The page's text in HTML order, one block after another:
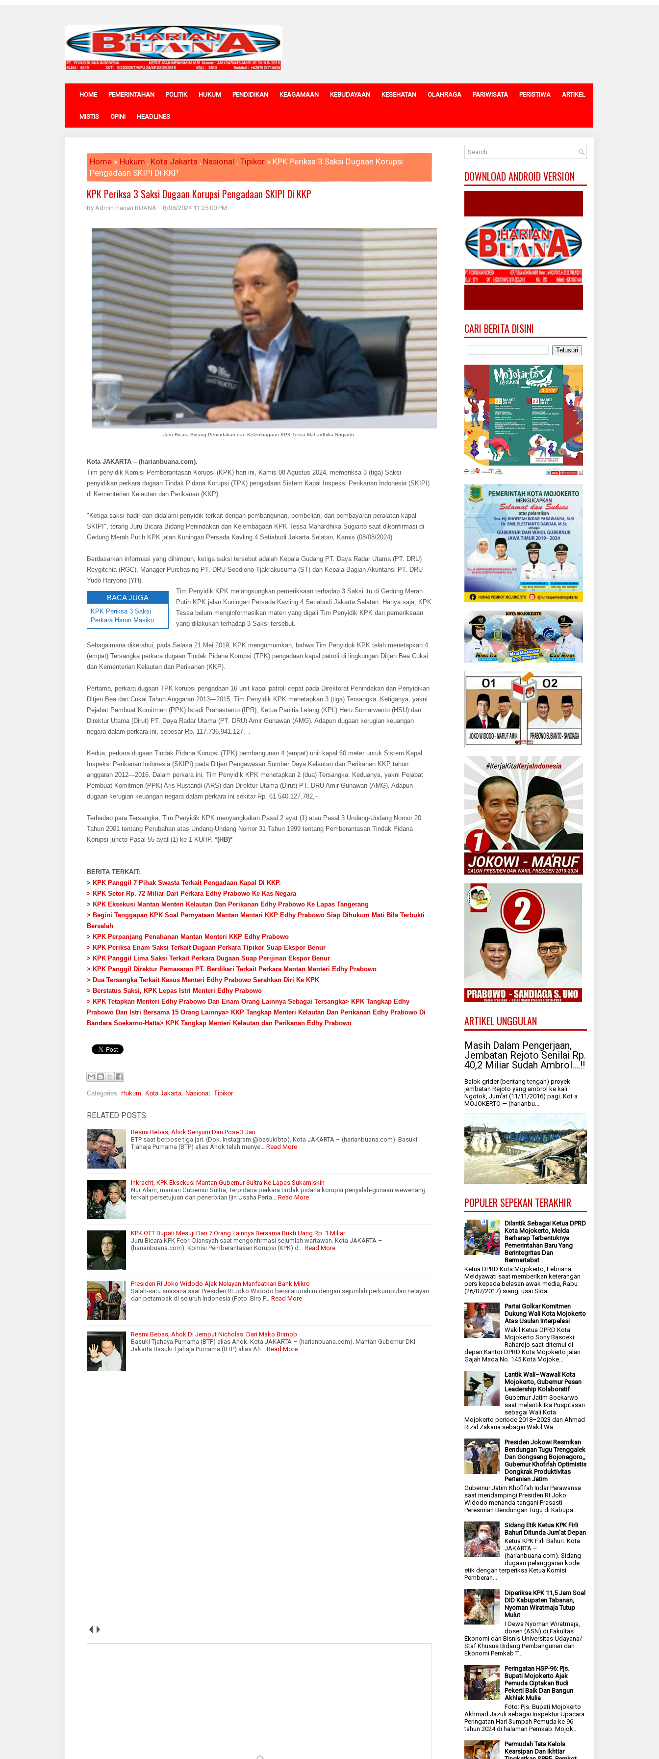
HOME PEMERINTAHAN POLITIK HUKUM PENDIDIKAN KEAGAMAAN KEBUDAYAAN KESEHATAN OLAHRAGA PARIWISATA PERISTIWA ARTIKEL
MISTIS OPINI HEADLINES
Home » Hukum , Kota Jakarta , Nasional , Tipikor » KPK Periksa 3 Saksi Dugaan Korupsi
Pengadaan SKIPI Di KKP
KPK Periksa 3 Saksi Dugaan Korupsi Pengadaan SKIPI Di KKP
By Admin Harian BUANA 8/08/2024 11:25:00 PM
Juru Bicara Bidang Penindakan dan Kelembagaan KPK Tessa Mahardhika Sugiarto.
Kota JAKARTA – (harianbuana.com).
Tim penyidik Komisi Pemberantasan Korupsi (KPK) hari ini, Kamis 08 Agustus 2024, memeriksa 3 (tiga) Saksi
penyidikan perkara dugaan Tindak Pidana Korupsi (TPK) pengadaan Sistem Kapal Inspeksi Perikanan Indonesia (SKIPI)
di Kementerian Kelautan dan Perikanan (KKP).
"Ketiga saksi hadir dan didalami penyidik terkait dengan pembangunan, pembelian, dan pembayaran peralatan kapal
SKIPI", terang Juru Bicara Bidang Penindakan dan Kelembagaan KPK Tessa Mahardhika Sugiarto saat dikonfirmasi di
Gedung Merah Putih KPK jalan Kuningan Persada Kavling 4 Setiabudi Jakarta Selatan, Kamis (08/08/2024).
Berdasarkan informasi yang dihimpun, ketiga saksi tersebut adalah Kepala Gudang PT. Daya Radar Utama (PT. DRU)
Reygitchia (RGC), Manager Purchasing PT. DRU Soedjono Tjakrakusuma (ST) dan Kepala Bagian Akuntansi PT. DRU
Yudo Haryono (YH).
BACA JUGA
KPK Periksa 3 Saksi
Perkara Harun Masiku
Tim Penyidik KPK melangsungkan pemeriksaan terhadap 3 Saksi itu di Gedung Merah
Putih KPK jalan Kuningan Persada Kavling 4 Setiabudi Jakarta Selatan. Hanya saja, KPK
Tessa belum menginformasikan materi yang digali Tim Penyidik KPK dari pemeriksaan
yang dilakukan terhadap 3 Saksi tersebut.
Sebagaimana diketahui, pada Selasa 21 Mei 2019, KPK mengumumkan, bahwa Tim Penyidok KPK telah menetapkan 4
(empat) Tersangka perkara dugaan Tindak Pidana Korupsi (TPK) pengadaan kapal patroli di lingkungan Ditjen Bea Cukai
dan Kementerian Kelautan dan Perikanan (KKP).
Pertama, perkara dugaan TPK korupsi pengadaan 16 unit kapal patroli cepat pada Direktorat Penindakan dan Penyidikan
Ditjen Bea dan Cukai Tahun Anggaran 2013—2015, Tim Penyidik KPK menetapkan 3 (tiga) Tersangka. Ketiganya, yakni
Pejabat Pembuat Komitmen (PPK) Istadi Prahastanto (IPR), Ketua Panitia Lelang (KPL) Heru Sumarwanto (HSU) dan
Direktur Utama (Dirut) PT. Daya Radar Utama (PT. DRU) Amir Gunawan (AMG). Adapun dugaan kerugian keuangan
negara dalam perkara ini, sebesar Rp. 117.736.941.127,–.
Kedua, perkara dugaan Tindak Pidana Korupsi (TPK) pembangunan 4 (empat) unit kapal 60 meter untuk Sistem Kapal
Inspeksi Perikanan lndonesia (SKIPI) pada Ditjen Pengawasan Sumber Daya Kelautan dan Perikanan KKP tahun
anggaran 2012—2016. Dalam perkara ini, Tim Penyidik KPK menetapkan 2 (dua) Tersangka. Keduanya, yakni Pejabat
Pembuat Komitmen (PPK) Aris Rustandi (ARS) dan Direktur Utama (Dirut) PT. DRU Amir Gunawan (AMG). Adapun
dugaan kerugian keuangan negara dalam perkara ini sekitar Rp. 61.540.127.782,–.
Terhadap para Tersangka, Tim Penyidik KPK menyangkakan Pasal 2 ayat (1) atau Pasal 3 Undang-Undang Nomor 20
Tahun 2001 tentang Perubahan atas Undang-Undang Nomor 31 Tahun 1999 tentang Pemberantasan Tindak Pidana
Korupsi juncto Pasal 55 ayat (1) ke-1 KUHP. *(HB)*
BERITA TERKAIT:
> KPK Panggil 7 Pihak Swasta Terkait Pengadaan Kapal Di KKP.
> KPK Setor Rp. 72 Miliar Dari Perkara Edhy Prabowo Ke Kas Negara
> KPK Eksekusi Mantan Menteri Kelautan Dan Perikanan Edhy Prabowo Ke Lapas Tangerang
> Begini Tanggapan KPK Soal Pernyataan Mantan Menteri KKP Edhy Prabowo Siap Dihukum Mati Bila Terbukti
Bersalah
> KPK Perpanjang Penahanan Mantan Menteri KKP Edhy Prabowo
> KPK Periksa Enam Saksi Terkait Dugaan Perkara Tipikor Suap Ekspor Benur
> KPK Panggil Lima Saksi Terkait Perkara Dugaan Suap Perijinan Ekspor Benur
> KPK Panggil Direktur Pemasaran PT. Berdikari Terkait Perkara Mantan Menteri Edhy Prabowo
> Dua Tersangka Terkait Kasus Menteri Edhy Prabowo Serahkan Diri Ke KPK
> Berstatus Saksi, KPK Lepas Istri Menteri Edhy Prabowo
> KPK Tetapkan Menteri Edhy Prabowo Dan Enam Orang Lainnya Sebagai Tersangka> KPK Tangkap Edhy
Prabowo Dan Istri Bersama 15 Orang Lainnya> KKP Tangkap Menteri Kelautan Dan Perikanan Edhy Prabowo Di
Bandara Soekarno-Hatta> KPK Tangkap Menteri Kelautan dan Perikanan Edhy Prabowo
Categories: Hukum Kota Jakarta Nasional Tipikor
RELATED POSTS:
Resmi Bebas, Ahok Senyum Dan Pose 3 Jari
BTP saat berpose tiga jari. (Dok. Instagram @basukibtp). Kota JAKARTA – (harianbuana.com). Basuki
Tjahaja Purnama (BTP) alias Ahok telah menye…
Read More
Inkracht, KPK Eksekusi Mantan Gubernur Sultra Ke Lapas Sukamiskin
Nur Alam, mantan Gubernur Sultra, Terpidana perkara tindak pidana korupsi penyalah-gunaan wewenang
terkait persetujuan dan penerbitan Ijin Usaha Perta…
Read More
KPK OTT Bupati Mesuji Dan 7 Orang Lainnya Bersama Bukti Uang Rp. 1 Miliar
Juru Bicara KPK Febri Diansyah saat mengonfirmasi sejumlah wartawan. Kota JAKARTA –
(harianbuana.com). Komisi Pemberantasan Korupsi (KPK) d…
Read More
Presiden RI Joko Widodo Ajak Nelayan Manfaatkan Bank Mikro
Salah-satu suasana saat Presiden RI Joko Widodo bersilaturrahim dengan sejumlah perkumpulan nelayan
dan petambak di seluruh Indonesia (Foto: Biro P…
Read More
Resmi Bebas, Ahok Di Jemput Nicholas Dari Mako Brimob
Basuki Tjahaya Purnama (BTP) alias Ahok. Kota JAKARTA – (harianbuana.com). Mantan Gubernur DKI
Jakarta Basuki Tjahaja Purnama (BTP) alias Ah…
Read More
DOWNLOAD ANDROID VERSION
CARI BERITA DISINI
ARTIKEL UNGGULAN
Masih Dalam Pengerjaan,
Jembatan Rejoto Senilai Rp.
40,2 Miliar Sudah Ambrol....!!
Balok grider (bentang tengah) proyek
jembatan Rejoto yang ambrol ke kali
Ngotok, Jum'at (11/11/2016) pagi. Kot a
MOJOKERTO — (harianbu...
POPULER SEPEKAN TERAKHIR
Dilantik Sebagai Ketua DPRD
Kota Mojokerto, Melda
Berharap Terbentuknya
Pemerintahan Baru Yang
Berintegritas Dan
Bermartabat
Ketua DPRD Kota Mojokerto, Febriana
Meldyawati saat memberikan keterangan
pers kepada belasan awak media, Rabu
(26/07/2017) siang, usai Sida...
Partai Golkar Komitmen
Dukung Wali Kota Mojokerto
Atas Usulan Interpelasi
Wakil Ketua DPRD Kota
Mojokerto Sony Basoeki
Rahardjo saat ditemui di
depan Kantor DPRD Kota Mojokerto jalan
Gajah Mada No. 145 Kota Mojoke...
Lantik Wali–Wawali Kota
Mojokerto, Gubernur Pesan
Leadership Kolaboratif
Gubernur Jatim Soekarwo
saat melantik Ika Puspitasari
sebagai Wali Kota
Mojokerto periode 2018–2023 dan Ahmad
Rizal Zakaria sebagai Wakil Wa...
Presiden Jokowi Resmikan
Bendungan Tugu Trenggalek
Dan Gongseng Bojonegoro,,
Gubernur Khofifah Optimistis
Dongkrak Produktivitas
Pertanian Jatim
Gubernur Jatim Khofifah Indar Parawansa
saat mendampingi Presiden RI Joko
Widodo menanda-tangani Prasasti
Peresmian Bendungan Tugu di Kabupa...
Sidang Etik Ketua KPK Firli
Bahuri Ditunda Jum'at Depan
Ketua KPK Firli Bahuri. Kota
JAKARTA –
(harianbuana.com). Sidang
dugaan pelanggaran kode
etik dengan terperiksa Ketua Komisi
Pemberan...
Diperiksa KPK 11,5 Jam Soal
DID Kabupaten Tabanan,
Nyoman Wiratmaja Tutup
Mulut
I Dewa Nyoman Wiratmaja,
dosen (ASN) di Fakultas
Ekonomi dan Bisnis Universitas Udayana/
Staf Khusus Bidang Pembangunan dan
Ekonomi Pemkab T...
Peringatan HSP-96: Pjs.
Bupati Mojokerto Ajak
Pemuda Ciptakan Budi
Pekerti Baik Dan Bangun
Akhlak Mulia
Foto: Pjs. Bupati Mojokerto
Akhmad Jazuli sebagai Inspektur Upacara
Peringatan Hari Sumpah Pemuda ke 96
tahun 2024 di halaman Pemkab. Mojok...
Permudah Tata Kelola
Kearsipan Dan Ikhtiar